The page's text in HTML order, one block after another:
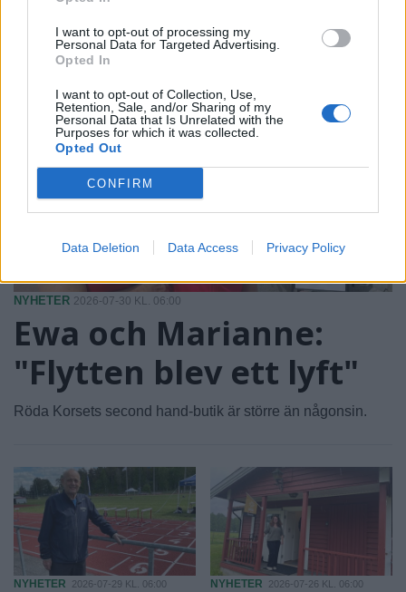
I want to opt-out of processing my
Personal Data for Targeted Advertising.
Opted In
I want to opt-out of Collection, Use,
Retention, Sale, and/or Sharing of my
Personal Data that Is Unrelated with the
Purposes for which it was collected.
Opted Out
CONFIRM
Data Deletion Data Access Privacy Policy
PÅ STARTSIDAN JUST NU
NYHETER 2026-07-30 KL. 06:00
Ewa och Marianne:
"Flytten blev ett lyft"
Röda Korsets second hand-butik är större än någonsin.
NYHETER 2026-07-29 KL. 06:00 NYHETER 2026-07-26 KL. 06:00